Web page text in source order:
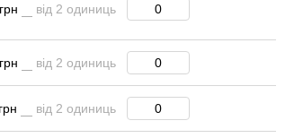
від 2 одиниць
від 2 одиниць
від 2 одиниць